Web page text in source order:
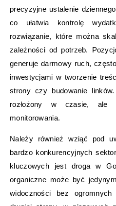
precyzyjne ustalenie
co ułatwia kontrolę
rozwiązanie, które można
zależności od potrzeb.
generuje darmowy ruch,
inwestycjami w tworzenie
strony czy budowanie
rozłożony w czasie, ale
monitorowania.
Należy również wziąć pod
bardzo konkurencyjnych
kluczowych jest droga w
organiczne może być
widoczności bez ogromnych